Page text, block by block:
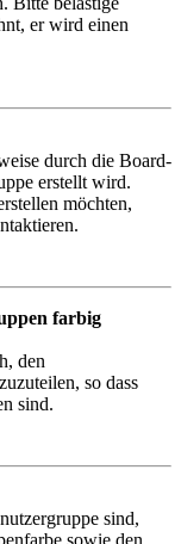
er wird einen
durch die Board-
erstellt wird.
möchten,
farbig
den
so dass
sind.
sind,